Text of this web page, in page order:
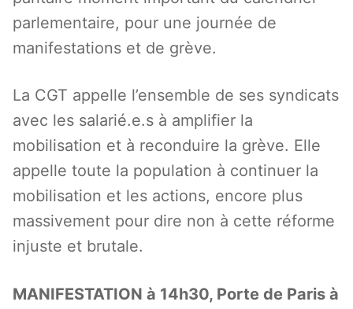
parlementaire, pour une journée de
manifestations et de grève.
La CGT appelle l’ensemble de ses syndicats
avec les salarié.e.s à amplifier la
mobilisation et à reconduire la grève. Elle
appelle toute la population à continuer la
mobilisation et les actions, encore plus
massivement pour dire non à cette réforme
injuste et brutale.
MANIFESTATION à 14h30, Porte de Paris à